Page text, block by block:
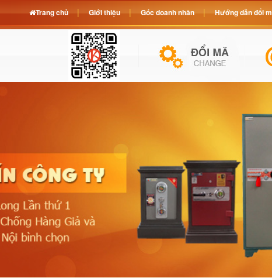
Trang chủ Giới thiệu Góc doanh nhân Hướng dẫn đổi